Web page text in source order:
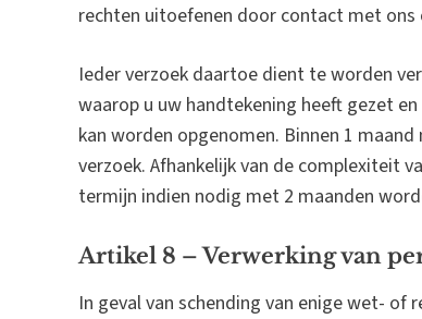
rechten uitoefenen door contact met ons
Ieder verzoek daartoe dient te worden
waarop u uw handtekening heeft gezet
kan worden opgenomen. Binnen 1
verzoek. Afhankelijk van de complexiteit
termijn indien nodig met 2 maanden
Artikel 8 – Verwerking van
In geval van schending van enige wet- of